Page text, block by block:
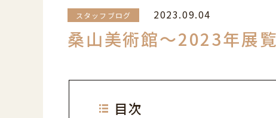
スタッフブログ 2023.09.04
桑山美術館～2023年展
目次